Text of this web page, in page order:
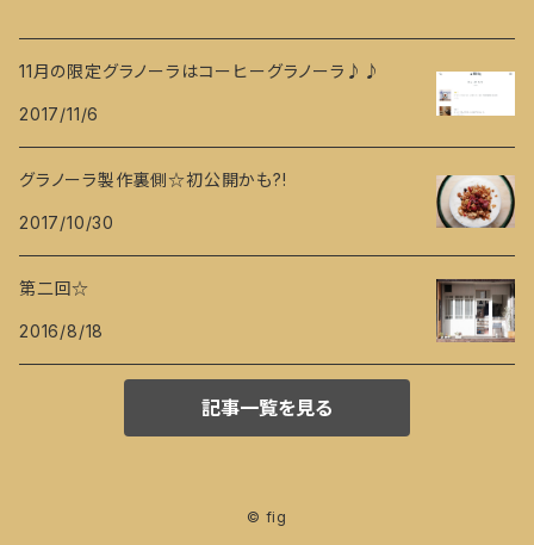
11月の限定グラノーラはコーヒーグラノーラ♪♪
2017/11/6
グラノーラ製作裏側☆初公開かも?!
2017/10/30
第二回☆
2016/8/18
記事一覧を見る
© fig